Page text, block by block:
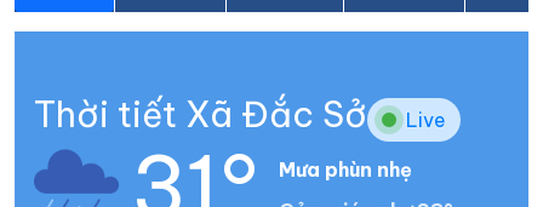
Thời tiết Xã Đắc Sở Live
Mưa phùn nhẹ